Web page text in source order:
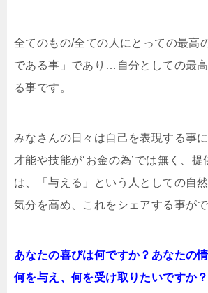
全てのもの/全ての人にとっての最高
である事」であり…自分としての最
る事です。
みなさんの日々は自己を表現する事に
才能や技能が‘お金の為’では無く、
は、「与える」という人としての自
気分を高め、これをシェアする事がで
あなたの喜びは何ですか？あなたの
何を与え、何を受け取りたいですか？